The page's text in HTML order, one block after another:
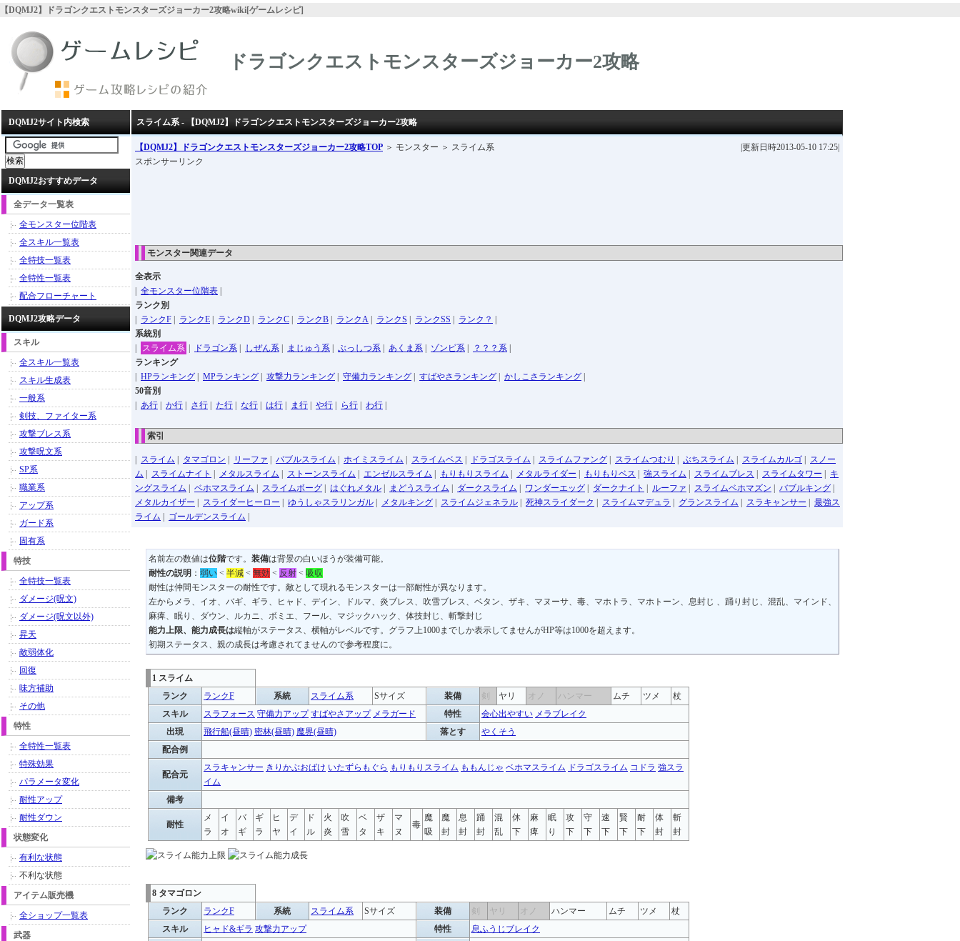
【DQMJ2】ドラゴンクエストモンスターズジョーカー2攻略wiki[ゲームレシピ]
ドラゴンクエストモンスターズジョーカー2攻略
スライム系 - 【DQMJ2】ドラゴンクエストモンスターズジョーカー2攻略
【DQMJ2】ドラゴンクエストモンスターズジョーカー2攻略TOP ＞ モンスター ＞ スライム系
|更新日時2013-05-10 17:25|
スポンサーリンク
モンスター関連データ
全表示
全モンスター位階表
ランク別
ランクF ランクE ランクD ランクC ランクB ランクA ランクS ランクSS ランク？
系統別
スライム系 ドラゴン系 しぜん系 まじゅう系 ぶっしつ系 あくま系 ゾンビ系 ？？？系
ランキング
HPランキング MPランキング 攻撃力ランキング 守備力ランキング すばやさランキング かしこさランキング
50音別
あ行 か行 さ行 た行 な行 は行 ま行 や行 ら行 わ行
索引
スライム タマゴロン リーファ バブルスライム ホイミスライム スライムベス ドラゴスライム スライムファング スライムつむり ぶちスライム スライムカルゴ
スノー
ム
スライムナイト メタルスライム ストーンスライム エンゼルスライム もりもりスライム メタルライダー もりもりベス 強スライム スライムブレス スライムタワー
キ
ングスライム
ベホマスライム スライムボーグ はぐれメタル まどうスライム ダークスライム ワンダーエッグ ダークナイト ルーファ スライムベホマズン バブルキング
メタルカイザー
スライダーヒーロー ゆうしゃスラリンガル メタルキング スライムジェネラル 死神スライダーク スライムマデュラ グランスライム スラキャンサー
最強ス
ライム
ゴールデンスライム
名前左の数値は位階です。 装備は背景の白いほうが装備可能。
耐性の説明 ： 弱い < 半減 < 無効 < 反射 < 吸収
耐性は仲間モンスターの耐性です。敵として現れるモンスターは一部耐性が異なります。
左からメラ、イオ、バギ、ギラ、ヒャド、デイン、ドルマ、炎ブレス、吹雪ブレス、ベタン、ザキ、マヌーサ、毒、マホトラ、マホトーン、息封じ 、踊り封じ、混乱、マインド、
麻痺、眠り、ダウン、ルカニ、ボミエ、フール、マジックハック、体技封じ、斬撃封じ
能力上限、能力成長は縦軸がステータス、横軸がレベルです。グラフ上1000までしか表示してませんがHP等は1000を超えます。
初期ステータス、親の成長は考慮されてませんので参考程度に。
1 スライム
ランク
ランクF 系統 スライム系 Sサイズ 装備 剣 ヤリ オノ ハンマー ムチ ツメ
杖
スキル
スラフォース 守備力アップ すばやさアップ メラガード 特性 会心出やすい メラブレイク
出現
飛行船(昼晴) 密林(昼晴) 魔界(昼晴) 落とす
やくそう
配合例
配合元
スラキャンサー きりかぶおばけ いたずらもぐら もりもりスライム ももんじゃ ベホマスライム ドラゴスライム コドラ 強スラ
イム
備考
耐性
メ
ラ
イ
オ
バ
ギ
ギ
ラ
ヒ
ヤ
デ
イ
ド
ル
火
炎
吹
雪
ベ
タ
ザ
キ
マ
ヌ
毒
魔
吸
魔
封
息
封
踊
封
混
乱
休
下
麻
痺
眠
り
攻
下
守
下
速
下
賢
下
耐
下
体
封
斬
封
8 タマゴロン
ランク
ランクF 系統 スライム系 Sサイズ 装備 剣 ヤリ オノ ハンマー ムチ ツメ
杖
スキル
ヒャド&ギラ 攻撃力アップ 特性
息ふうじブレイク
DQMJ2サイト内検索
DQMJ2おすすめデータ
全データ一覧表
全モンスター位階表
全スキル一覧表
全特技一覧表
全特性一覧表
配合フローチャート
DQMJ2攻略データ
スキル
全スキル一覧表
スキル生成表
一般系
剣技、ファイター系
攻撃ブレス系
攻撃呪文系
SP系
職業系
アップ系
ガード系
固有系
特技
全特技一覧表
ダメージ(呪文)
ダメージ(呪文以外)
昇天
敵弱体化
回復
味方補助
その他
特性
全特性一覧表
特殊効果
パラメータ変化
耐性アップ
耐性ダウン
状態変化
有利な状態
不利な状態
アイテム販売機
全ショップ一覧表
武器